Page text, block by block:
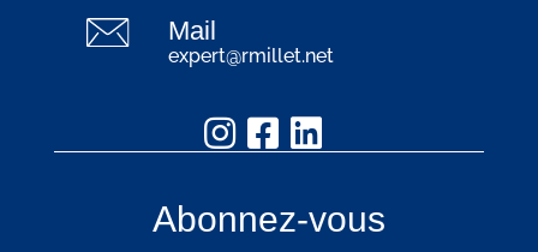
Mail
expert@rmillet.net
Abonnez-vous